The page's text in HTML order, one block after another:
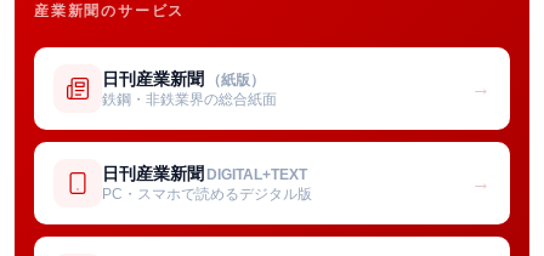
産業新聞のサービス
日刊産業新聞 （紙版）
鉄鋼・非鉄業界の総合紙面
→
日刊産業新聞 DIGITAL+TEXT
PC・スマホで読めるデジタル版
→